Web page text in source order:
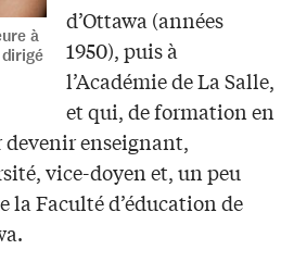
à
dirigé
d’Ottawa (années
1950), puis à
l’Académie de La Salle,
et qui, de formation en
enseignant,
vice-doyen et, un peu
la Faculté d’éducation de